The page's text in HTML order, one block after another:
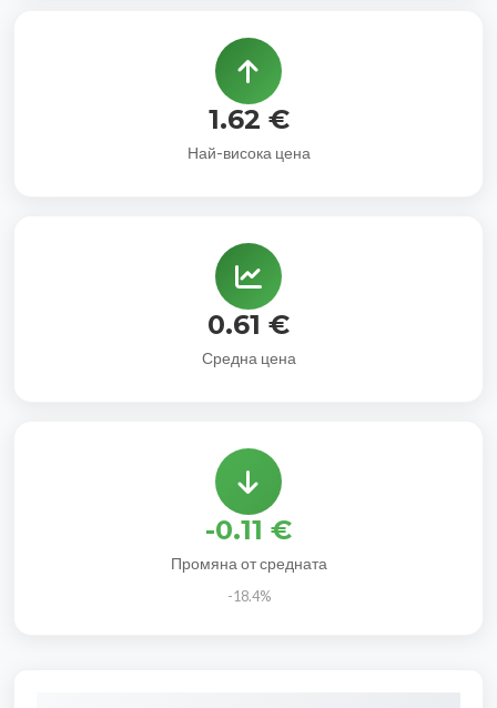
1.62 €
Най-висока цена
0.61 €
Средна цена
-0.11 €
Промяна от средната
-18.4%